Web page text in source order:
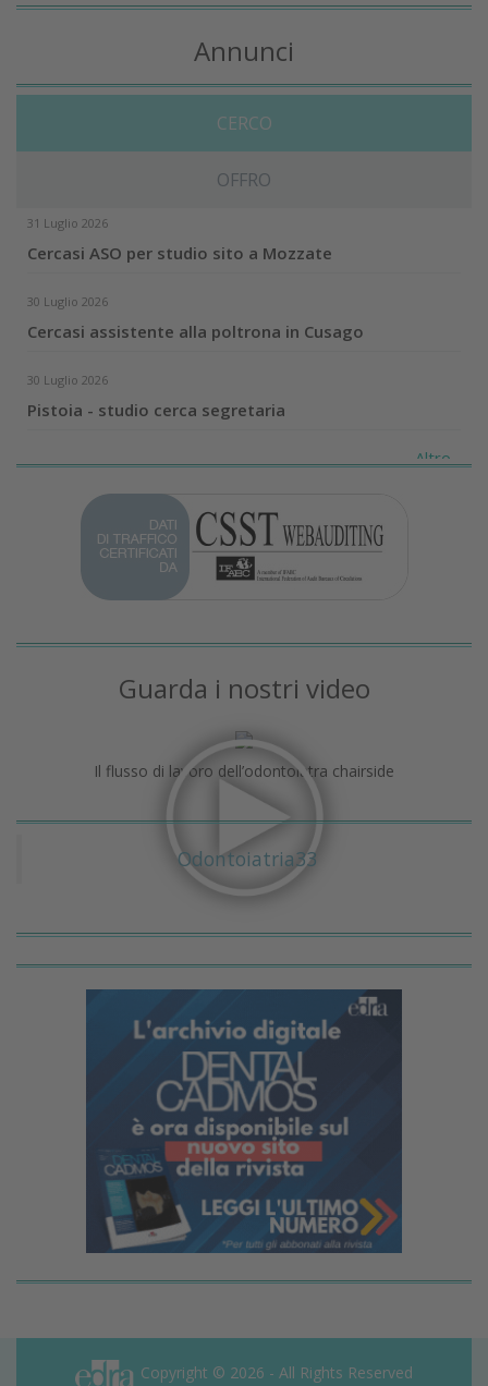
Annunci
CERCO
OFFRO
31 Luglio 2026
Cercasi ASO per studio sito a Mozzate
30 Luglio 2026
Cercasi assistente alla poltrona in Cusago
30 Luglio 2026
Pistoia - studio cerca segretaria
Altro...
Guarda i nostri video
Il flusso di lavoro dell’odontoiatra chairside
Odontoiatria33
Copyright © 2026 - All Rights Reserved